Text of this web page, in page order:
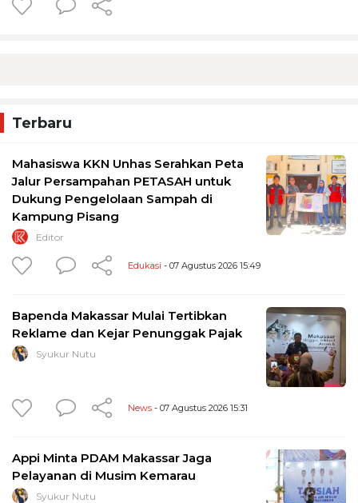
Terbaru
Mahasiswa KKN Unhas Serahkan Peta
Jalur Persampahan PETASAH untuk
Dukung Pengelolaan Sampah di
Kampung Pisang
Editor
Edukasi - 07 Agustus 2026 15:49
Bapenda Makassar Mulai Tertibkan
Reklame dan Kejar Penunggak Pajak
Syukur Nutu
News - 07 Agustus 2026 15:31
Appi Minta PDAM Makassar Jaga
Pelayanan di Musim Kemarau
Syukur Nutu